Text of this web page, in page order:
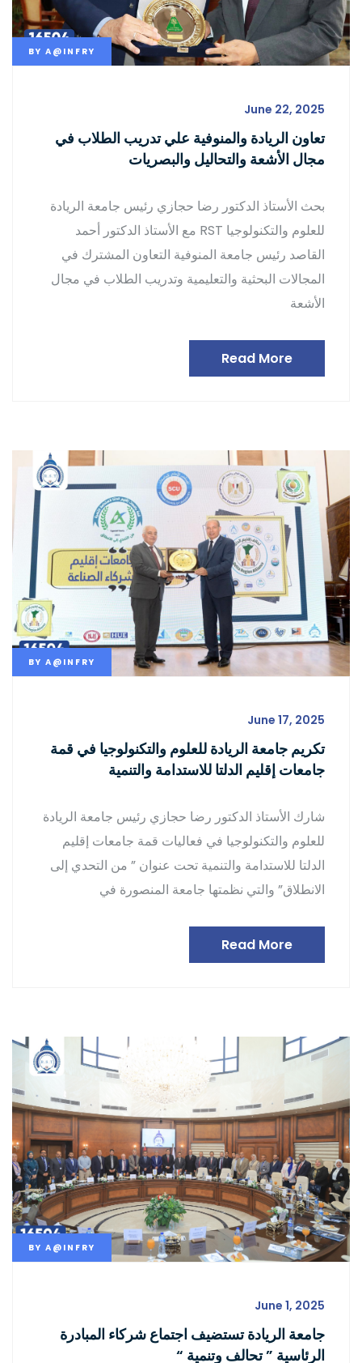
BY A@INFRY
June 22, 2025
تعاون الريادة والمنوفية علي تدريب الطلاب في
مجال الأشعة والتحاليل والبصريات
بحث الأستاذ الدكتور رضا حجازي رئيس جامعة الريادة
للعلوم والتكنولوجيا RST مع الأستاذ الدكتور أحمد
القاصد رئيس جامعة المنوفية التعاون المشترك في
المجالات البحثية والتعليمية وتدريب الطلاب في مجال
الأشعة
Read More
BY A@INFRY
June 17, 2025
تكريم جامعة الريادة للعلوم والتكنولوجيا في قمة
جامعات إقليم الدلتا للاستدامة والتنمية
شارك الأستاذ الدكتور رضا حجازي رئيس جامعة الريادة
للعلوم والتكنولوجيا في فعاليات قمة جامعات إقليم
الدلتا للاستدامة والتنمية تحت عنوان ” من التحدي إلى
الانطلاق” والتي نظمتها جامعة المنصورة في
Read More
BY A@INFRY
June 1, 2025
جامعة الريادة تستضيف اجتماع شركاء المبادرة
الرئاسية ” تحالف وتنمية “